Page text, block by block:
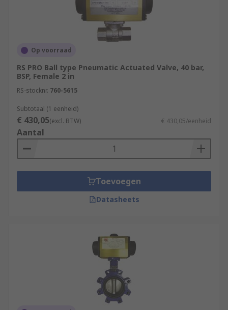
Op voorraad
RS PRO Ball type Pneumatic Actuated Valve, 40 bar,
BSP, Female 2 in
RS-stocknr. 760-5615
Subtotaal (1 eenheid)
€ 430,05(excl. BTW) € 430,05/eenheid
Aantal
Toevoegen
Datasheets